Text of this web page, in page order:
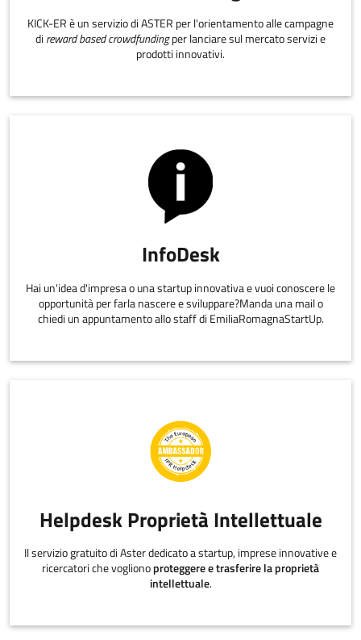
KICK-ER è un servizio di ASTER per l'orientamento alle campagne
di reward based crowdfundingper lanciare sul mercato servizi e
prodotti innovativi.
InfoDesk
Hai un'idea d'impresa o una startup innovativa e vuoi conoscere le
opportunità per farla nascere e sviluppare?Manda una mail o
chiedi un appuntamento allo staff di EmiliaRomagnaStartUp.
Helpdesk Proprietà Intellettuale
Il servizio gratuito di Aster dedicato a startup, imprese innovative e
ricercatori che voglionoproteggere e trasferire la proprietà
intellettuale.